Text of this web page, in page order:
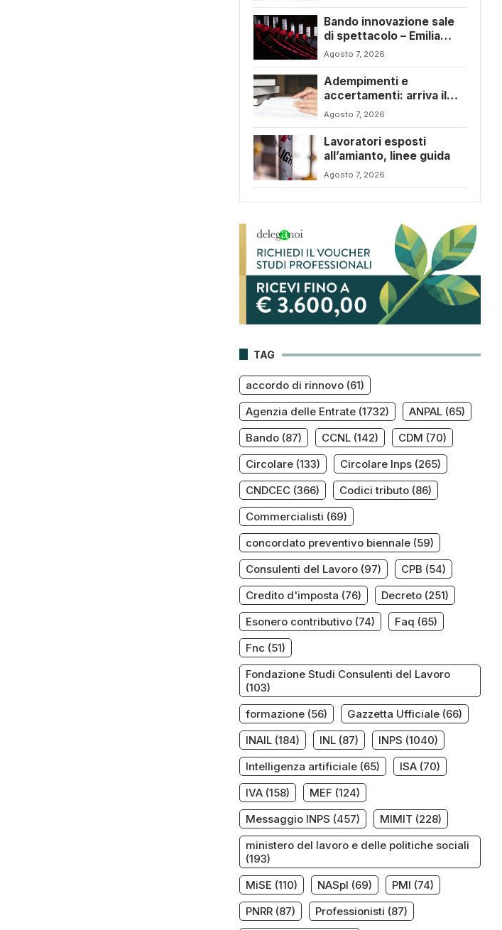
Bando innovazione sale
di spettacolo – Emilia
Romagna
Agosto 7, 2026
Adempimenti e
accertamenti: arriva il
nuovo Testo Unico
fiscale
Agosto 7, 2026
Lavoratori esposti
all’amianto, linee guida
Agosto 7, 2026
TAG
accordo di rinnovo(61)
Agenzia delle Entrate(1732) ANPAL(65)
Bando(87) CCNL(142) CDM (70)
Circolare(133) Circolare Inps(265)
CNDCEC(366) Codici tributo(86)
Commercialisti (69)
concordato preventivo biennale(59)
Consulenti del Lavoro(97) CPB (54)
Credito d'imposta (76) Decreto(251)
Esonero contributivo(74) Faq (65)
Fnc (51)
Fondazione Studi Consulenti del Lavoro
(103)
formazione(56) Gazzetta Ufficiale(66)
INAIL(184) INL(87) INPS (1040)
Intelligenza artificiale(65) ISA(70)
IVA(158) MEF (124)
Messaggio INPS (457) MIMIT (228)
ministero del lavoro e delle politiche sociali
(193)
MiSE (110) NASpI (69) PMI (74)
PNRR(87) Professionisti (87)